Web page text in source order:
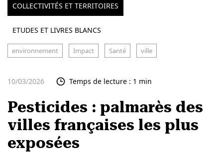
COLLECTIVITÉS ET TERRITOIRES
ETUDES ET LIVRES BLANCS
environnement Impact Santé ville
10/03/2026 Temps de lecture : 1 min
Pesticides : palmarès des
villes françaises les plus
exposées